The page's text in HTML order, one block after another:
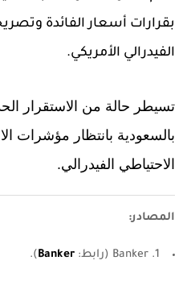
بقرارات أسعار الفائدة
الفيدرالي الأمريكي.
تسيطر حالة من الاستقرار
بالسعودية بانتظار مؤشرات
الاحتياطي الفيدرالي.
المصادر:
1. Banker (رابط: Banker
).